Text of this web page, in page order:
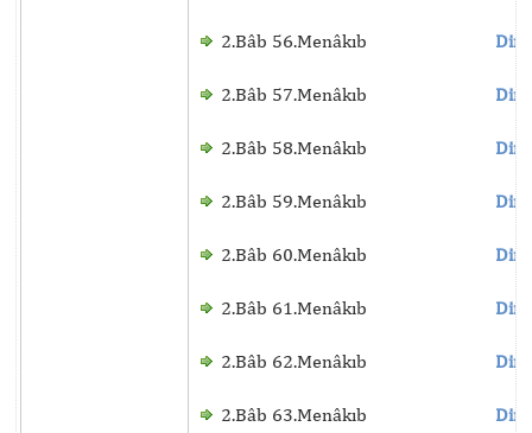
2.Bâb 56.Menâkıb
2.Bâb 57.Menâkıb
2.Bâb 58.Menâkıb
2.Bâb 59.Menâkıb
2.Bâb 60.Menâkıb
2.Bâb 61.Menâkıb
2.Bâb 62.Menâkıb
2.Bâb 63.Menâkıb